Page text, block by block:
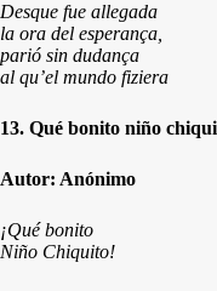
Desque fue allegada
la ora del esperança,
parió sin dudança
al qu’el mundo fiziera
13. Qué bonito niño
Autor: Anónimo
¡Qué bonito
Niño Chiquito!